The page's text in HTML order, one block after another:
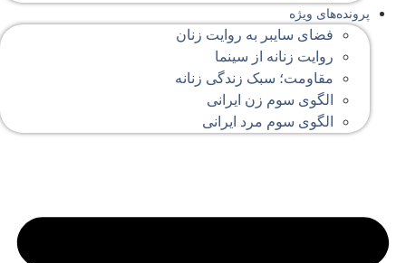
پرونده‌های ویژه
فضای سایبر به روایت زنان
روایت زنانه از سینما
مقاومت؛ سبک زندگی زنانه
الگوی سوم زن ایرانی
الگوی سوم مرد ایرانی